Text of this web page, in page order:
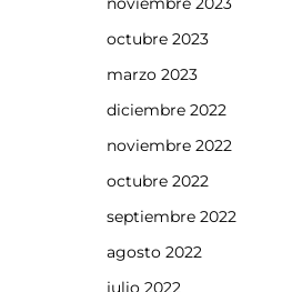
octubre 2023
marzo 2023
diciembre 2022
noviembre 2022
octubre 2022
septiembre 2022
agosto 2022
julio 2022